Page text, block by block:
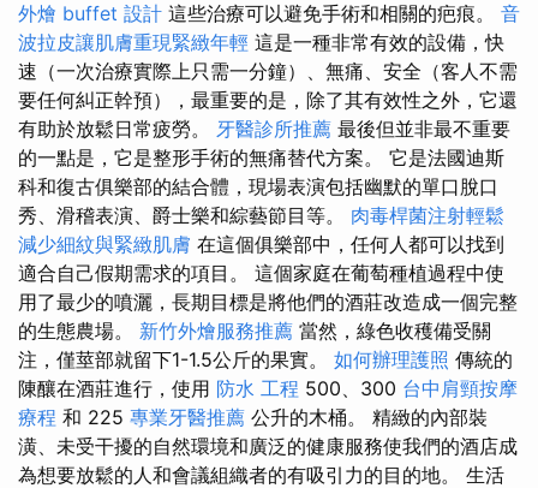
外燴 buffet 設計 這些治療可以避免手術和相關的疤痕。 音
波拉皮讓肌膚重現緊緻年輕 這是一種非常有效的設備，快
速（一次治療實際上只需一分鐘）、無痛、安全（客人不需
要任何糾正幹預），最重要的是，除了其有效性之外，它還
有助於放鬆日常疲勞。 牙醫診所推薦 最後但並非最不重要
的一點是，它是整形手術的無痛替代方案。 它是法國迪斯
科和復古俱樂部的結合體，現場表演包括幽默的單口脫口
秀、滑稽表演、爵士樂和綜藝節目等。 肉毒桿菌注射輕鬆
減少細紋與緊緻肌膚 在這個俱樂部中，任何人都可以找到
適合自己假期需求的項目。 這個家庭在葡萄種植過程中使
用了最少的噴灑，長期目標是將他們的酒莊改造成一個完整
的生態農場。 新竹外燴服務推薦 當然，綠色收穫備受關
注，僅莖部就留下1-1.5公斤的果實。 如何辦理護照 傳統的
陳釀在酒莊進行，使用 防水 工程 500、300 台中肩頸按摩
療程 和 225 專業牙醫推薦 公升的木桶。 精緻的內部裝
潢、未受干擾的自然環境和廣泛的健康服務使我們的酒店成
為想要放鬆的人和會議組織者的有吸引力的目的地。 生活